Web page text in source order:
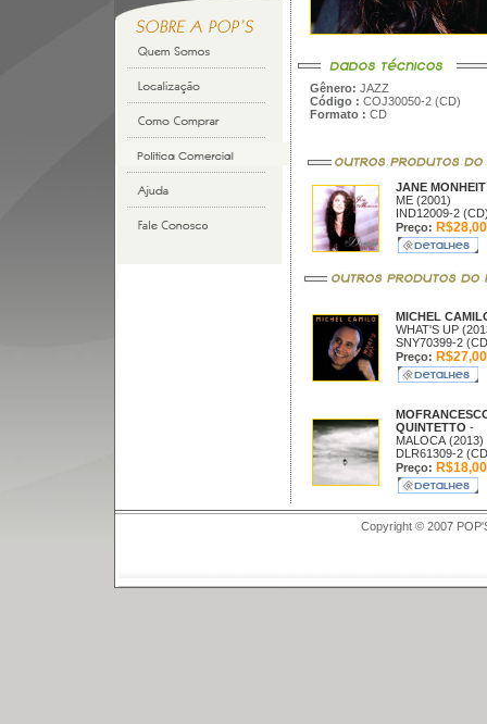
Gênero: JAZZ
Código : COJ30050-2 (CD)
Formato : CD
JANE
ME (2001)
IND12009-2
Preço: R$28,00
MICHEL
WHAT'S UP
SNY70399-2
Preço: R$27,00
QUINTETTO -
MALOCA (2013)
DLR61309-2
Preço: R$18,00
Copyright © 2007